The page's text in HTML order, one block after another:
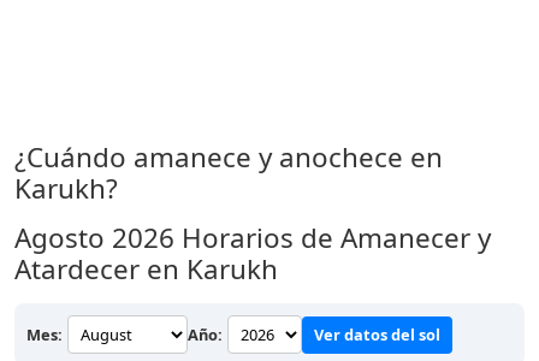
¿Cuándo amanece y anochece en
Karukh?
Agosto 2026 Horarios de Amanecer y
Atardecer en Karukh
Mes: Año: Ver datos del sol